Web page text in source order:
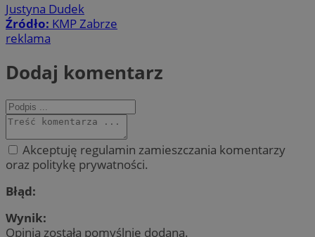
Justyna Dudek
Źródło: KMP Zabrze
reklama
Dodaj komentarz
Akceptuję regulamin zamieszczania komentarzy
oraz politykę prywatności.
Błąd:
Wynik:
Opinia została pomyślnie dodana.